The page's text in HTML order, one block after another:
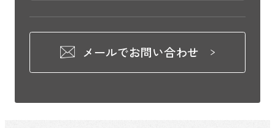
メールでお問い合わせ